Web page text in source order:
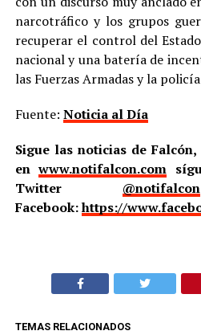
narcotráfico y los grupos
recuperar el control del
nacional y una batería de
las Fuerzas Armadas y la
Fuente: Noticia al Día
Sigue las noticias de
enwww.notifalcon.com
Twitter @notifalcon
Facebook:https://
TEMAS RELACIONADOS